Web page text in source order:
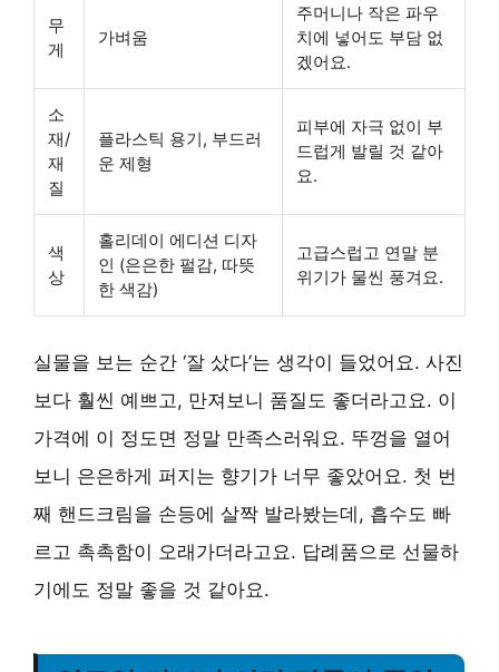
무
게
가벼움
주머니나 작은 파우
치에 넣어도 부담 없
겠어요.
소
재/
재
질
플라스틱 용기, 부드러
운 제형
피부에 자극 없이 부
드럽게 발릴 것 같아
요.
색
상
홀리데이 에디션 디자
인 (은은한 펄감, 따뜻
한 색감)
고급스럽고 연말 분
위기가 물씬 풍겨요.
실물을 보는 순간 ‘잘 샀다’는 생각이 들었어요. 사진
보다 훨씬 예쁘고, 만져보니 품질도 좋더라고요. 이
가격에 이 정도면 정말 만족스러워요. 뚜껑을 열어
보니 은은하게 퍼지는 향기가 너무 좋았어요. 첫 번
째 핸드크림을 손등에 살짝 발라봤는데, 흡수도 빠
르고 촉촉함이 오래가더라고요. 답례품으로 선물하
기에도 정말 좋을 것 같아요.